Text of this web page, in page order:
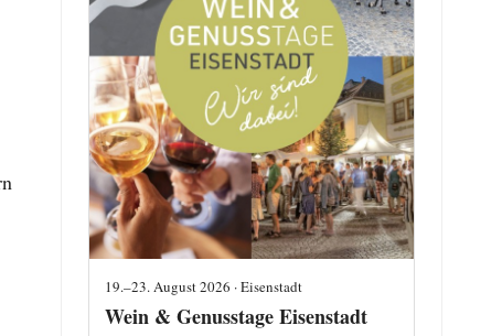
19.–23. August 2026 · Eisenstadt
Wein & Genusstage Eisenstadt